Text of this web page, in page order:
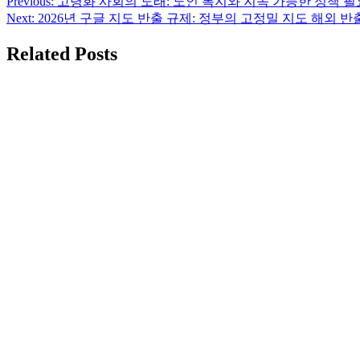
글
탐
색
Next: 2026년 구글 지도 반출 규제: 정부의 고정밀 지도 해외 반
Related Posts